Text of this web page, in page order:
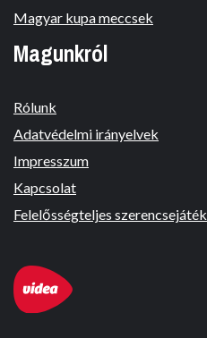
Magyar kupa meccsek
Magunkról
Rólunk
Adatvédelmi irányelvek
Impresszum
Kapcsolat
Felelősségteljes szerencsejáték